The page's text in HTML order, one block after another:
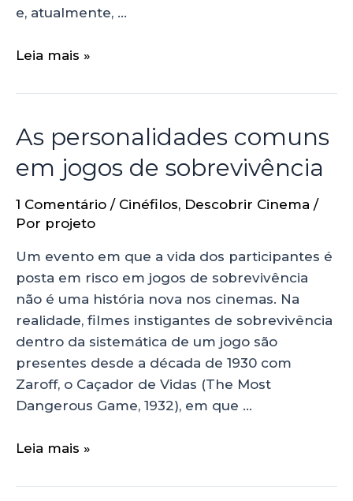
e, atualmente, …
Leia mais »
As personalidades comuns
em jogos de sobrevivência
1 Comentário / Cinéfilos, Descobrir Cinema /
Por projeto
Um evento em que a vida dos participantes é
posta em risco em jogos de sobrevivência
não é uma história nova nos cinemas. Na
realidade, filmes instigantes de sobrevivência
dentro da sistemática de um jogo são
presentes desde a década de 1930 com
Zaroff, o Caçador de Vidas (The Most
Dangerous Game, 1932), em que …
Leia mais »